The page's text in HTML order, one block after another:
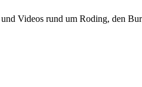
Videos rund um Roding, den